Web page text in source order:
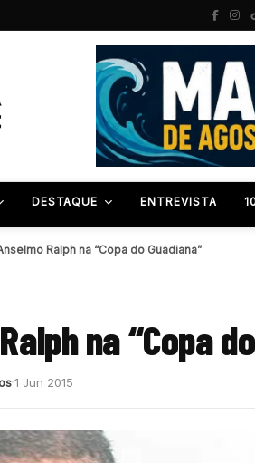
DESTAQUE ENTREVISTA
Ralph na “Copa do Guadiana”
na “Copa
1 Jun 2015